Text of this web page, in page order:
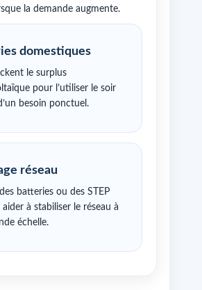
la demande augmente.
domestiques
le surplus
pour l’utiliser le soir
besoin ponctuel.
réseau
batteries ou des STEP
à stabiliser le réseau à
échelle.